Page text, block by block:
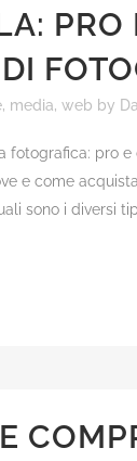
PRO
media, web by
fotografica: pro
e come
sono i diversi